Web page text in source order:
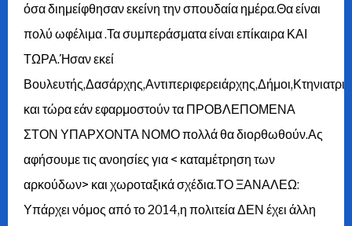
όσα διημείφθησαν εκείνη την σπουδαία ημέρα.Θα είναι
πολύ ωφέλιμα .Τα συμπεράσματα είναι επίκαιρα ΚΑΙ
ΤΩΡΑ.Ήσαν εκεί
και τώρα εάν εφαρμοστούν τα ΠΡΟΒΛΕΠΟΜΕΝΑ
ΣΤΟΝ ΥΠΑΡΧΟΝΤΑ ΝΟΜΟ πολλά θα διορθωθούν.Ας
αφήσουμε τις ανοησίες για < καταμέτρηση των
αρκούδων> και χωροταξικά σχέδια.ΤΟ ΞΑΝΑΛΕΩ:
Υπάρχει νόμος από το 2014,η πολιτεία ΔΕΝ έχει άλλη